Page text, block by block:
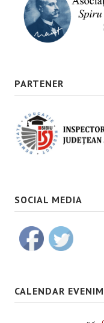
PARTENER
SOCIAL MEDIA
CALENDAR